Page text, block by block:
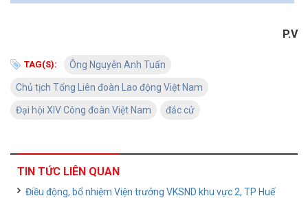
P.V
TAG(S): Ông Nguyễn Anh Tuấn
Chủ tịch Tổng Liên đoàn Lao động Việt Nam
Đại hội XIV Công đoàn Việt Nam đắc cử
TIN TỨC LIÊN QUAN
Điều động, bổ nhiệm Viện trưởng VKSND khu vực 2, TP Huế